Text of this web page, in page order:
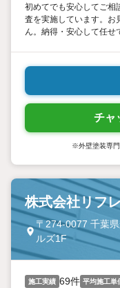
初めてでも安心してご相
査を実施しています。お
ん。納得・安心して任せ
チャ
※外壁塗装専門
株式会社リフ
〒274-0077 千葉
ルズ1F
施工実績 69件 平均施工単